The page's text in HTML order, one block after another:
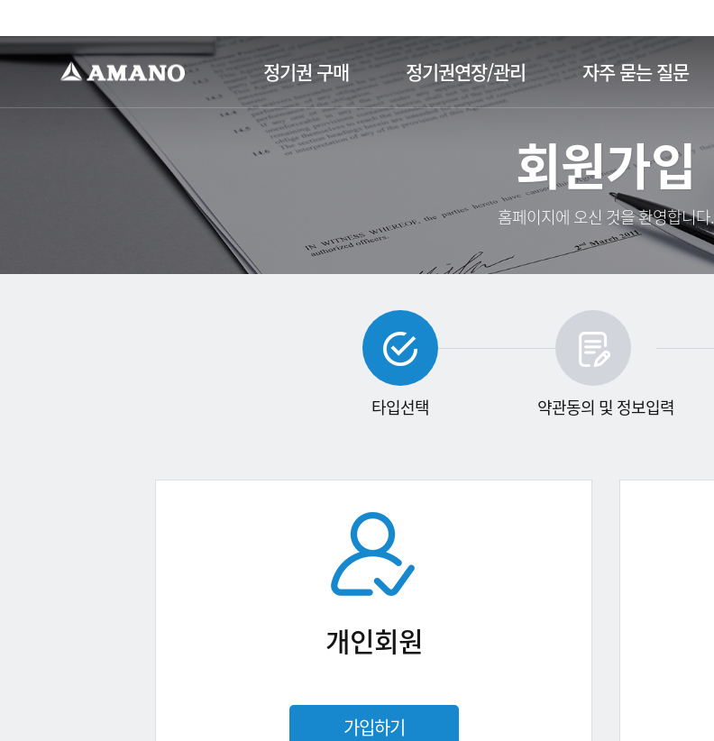
정기권 구매 정기권연장/관리 자주 묻는 질문
회원가입
홈페이지에 오신 것을 환영합니다.
타입선택 약관동의 및 정보입력
개인회원
가입하기